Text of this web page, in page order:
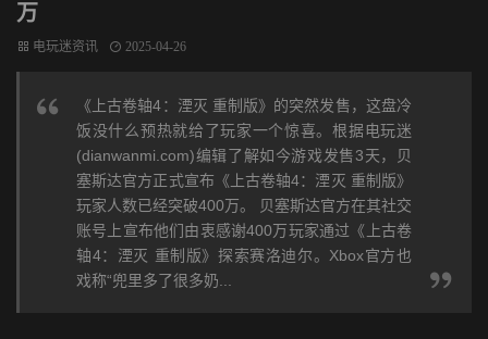
万
电玩迷资讯 2025-04-26
《上古卷轴4：湮灭 重制版》的突然发售，这盘冷
饭没什么预热就给了玩家一个惊喜。根据电玩迷
(dianwanmi.com)编辑了解如今游戏发售3天，贝
塞斯达官方正式宣布《上古卷轴4：湮灭 重制版》
玩家人数已经突破400万。 贝塞斯达官方在其社交
账号上宣布他们由衷感谢400万玩家通过《上古卷
轴4：湮灭 重制版》探索赛洛迪尔。Xbox官方也
戏称“兜里多了很多奶...